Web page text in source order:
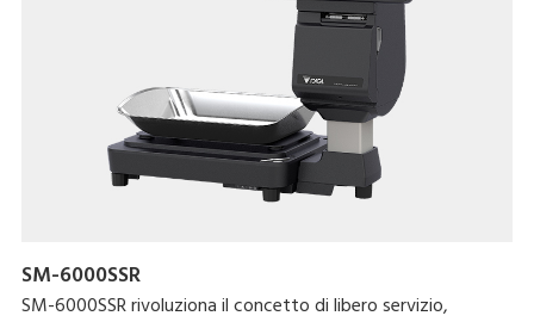
SM-6000SSR
SM-6000SSR rivoluziona il concetto di libero servizio,